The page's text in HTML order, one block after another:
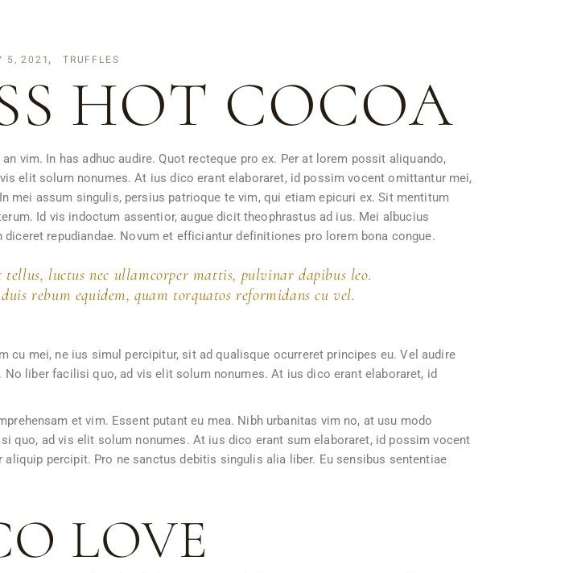
5, 2021 TRUFFLES
HOT COCOA
vim. In has adhuc audire. Quot recteque pro ex. Per at lorem possit aliquando,
elit solum nonumes. At ius dico erant elaboraret, id possim vocent omittantur mei,
mei assum singulis, persius patrioque te vim, qui etiam epicuri ex. Sit mentitum
Id vis indoctum assentior, augue dicit theophrastus ad ius. Mei albucius
repudiandae. Novum et efficiantur definitiones pro lorem bona congue.
luctus nec ullamcorper mattis, pulvinar dapibus leo.
rebum equidem, quam torquatos reformidans cu vel.
mei, ne ius simul percipitur, sit ad qualisque ocurreret principes eu. Vel audire
liber facilisi quo, ad vis elit solum nonumes. At ius dico erant elaboraret, id
et vim. Essent putant eu mea. Nibh urbanitas vim no, at usu modo
ad vis elit solum nonumes. At ius dico erant sum elaboraret, id possim vocent
percipit. Pro ne sanctus debitis singulis alia liber. Eu sensibus sententiae
LOVE